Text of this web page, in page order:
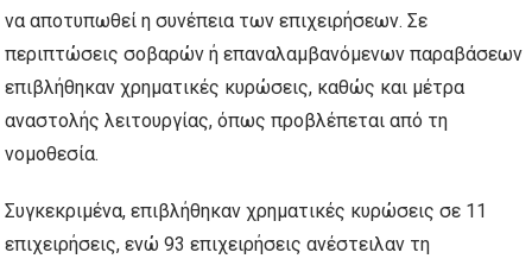
να αποτυπωθεί η συνέπεια των επιχειρήσεων. Σε
περιπτώσεις σοβαρών ή επαναλαμβανόμενων παραβάσεων
επιβλήθηκαν χρηματικές κυρώσεις, καθώς και μέτρα
αναστολής λειτουργίας, όπως προβλέπεται από τη
νομοθεσία.
Συγκεκριμένα, επιβλήθηκαν χρηματικές κυρώσεις σε 11
επιχειρήσεις, ενώ 93 επιχειρήσεις ανέστειλαν τη